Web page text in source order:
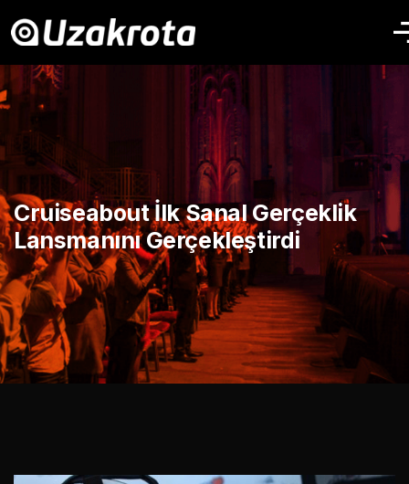
Cruiseabout İlk Sanal Gerçeklik
Lansmanını Gerçekleştirdi